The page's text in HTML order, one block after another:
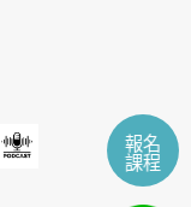
報名
課程